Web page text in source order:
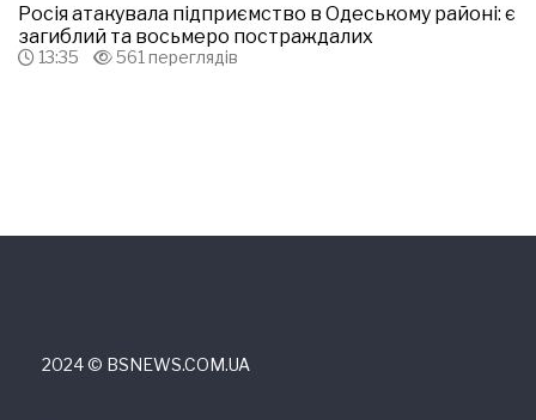
Росія атакувала підприємство в Одеському районі: є
загиблий та восьмеро постраждалих
13:35 561 переглядів
2024 © ВSNEWS.COM.UA